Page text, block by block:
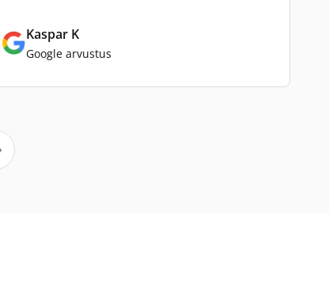
Kaspar K
Google arvustus